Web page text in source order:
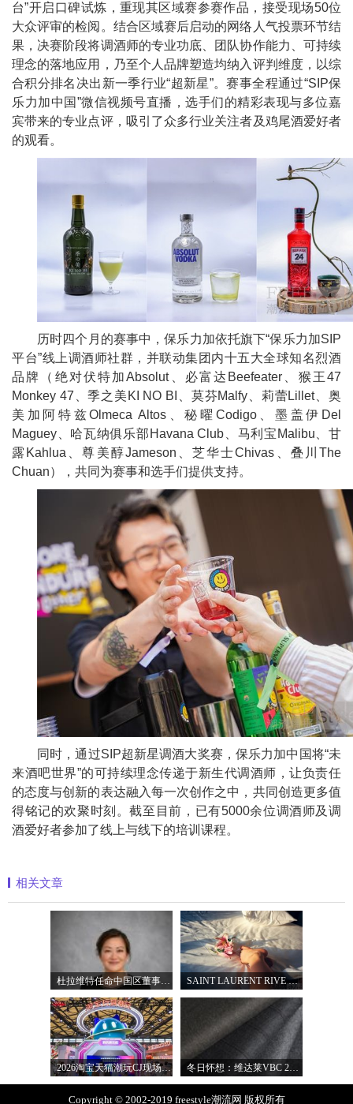
台”开启口碑试炼，重现其区域赛参赛作品，接受现场50位
大众评审的检阅。结合区域赛后启动的网络人气投票环节结
果，决赛阶段将调酒师的专业功底、团队协作能力、可持续
理念的落地应用，乃至个人品牌塑造均纳入评判维度，以综
合积分排名决出新一季行业“超新星”。赛事全程通过“SIP保
乐力加中国”微信视频号直播，选手们的精彩表现与多位嘉
宾带来的专业点评，吸引了众多行业关注者及鸡尾酒爱好者
的观看。
历时四个月的赛事中，保乐力加依托旗下“保乐力加SIP
平台”线上调酒师社群，并联动集团内十五大全球知名烈酒
品牌（绝对伏特加Absolut、必富达Beefeater、猴王47
Monkey 47、季之美KI NO BI、莫芬Malfy、莉蕾Lillet、奥
美加阿特兹Olmeca Altos、秘曜Codigo、墨盖伊Del
Maguey、哈瓦纳俱乐部HavanaClub、马利宝Malibu、甘
露Kahlua、尊美醇Jameson、芝华士Chivas、叠川The
Chuan），共同为赛事和选手们提供支持。
同时，通过SIP超新星调酒大奖赛，保乐力加中国将“未
来酒吧世界”的可持续理念传递于新生代调酒师，让负责任
的态度与创新的表达融入每一次创作之中，共同创造更多值
得铭记的欢聚时刻。截至目前，已有5000余位调酒师及调
酒爱好者参加了线上与线下的培训课程。
相关文章
杜拉维特任命中国区董事总经理杨琛女士 SAINT LAURENT RIVE DROITE圣罗兰北京右岸精品店
2026淘宝天猫潮玩CJ现场直击，以五大圈层 冬日怀想：维达莱VBC 2027秋冬面料系列
Copyright © 2002-2019 freestyle潮流网 版权所有